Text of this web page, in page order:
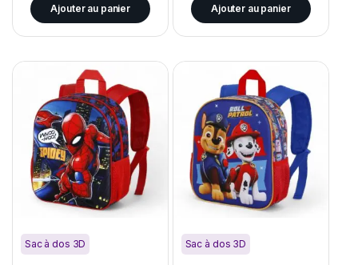
Ajouter au panier Ajouter au panier
Sac à dos 3D Sac à dos 3D